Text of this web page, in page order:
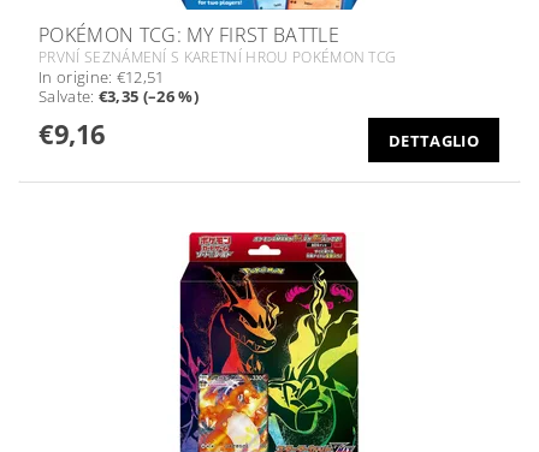
POKÉMON TCG: MY FIRST BATTLE
PRVNÍ SEZNÁMENÍ S KARETNÍ HROU POKÉMON TCG
In origine: €12,51
Salvate: €3,35 (–26 %)
€9,16 DETTAGLIO